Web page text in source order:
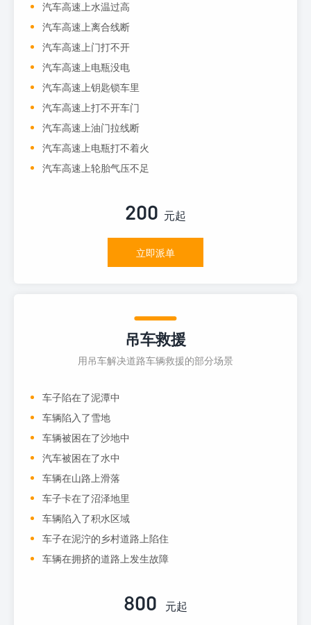
汽车高速上水温过高
汽车高速上离合线断
汽车高速上门打不开
汽车高速上电瓶没电
汽车高速上钥匙锁车里
汽车高速上打不开车门
汽车高速上油门拉线断
汽车高速上电瓶打不着火
汽车高速上轮胎气压不足
200 元起
立即派单
吊车救援
用吊车解决道路车辆救援的部分场景
车子陷在了泥潭中
车辆陷入了雪地
车辆被困在了沙地中
汽车被困在了水中
车辆在山路上滑落
车子卡在了沼泽地里
车辆陷入了积水区域
车子在泥泞的乡村道路上陷住
车辆在拥挤的道路上发生故障
800 元起